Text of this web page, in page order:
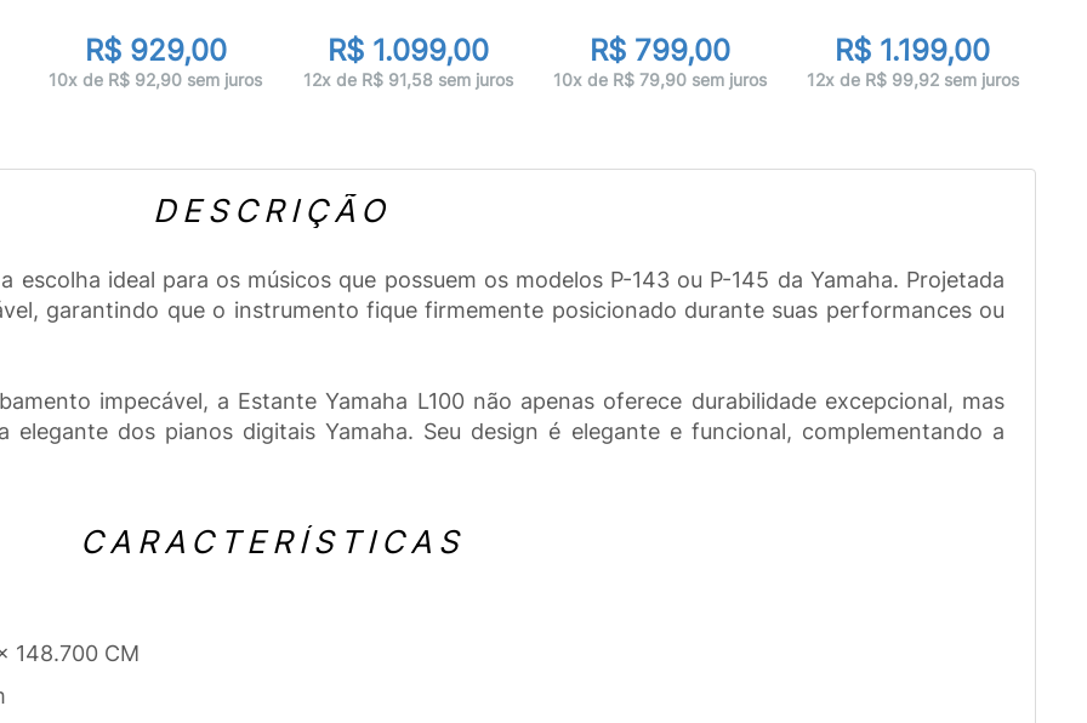
R$ 4.222,00
1x de R$ 4.222,00 sem juros
R$ 4.452,00
1x de R$ 4.452,00 sem juros
R$ 929,00
10x de R$ 92,90 sem juros
R$ 1.099,00
12x de R$ 91,58 sem juros
R$ 799,00
10x de R$ 79,90 sem juros
R$ 1.199,00
12x de R$ 99,92 sem juros
DESCRIÇÃO
escolha ideal para os músicos que possuem os modelos P-143 ou P-145 da Yamaha. Projetada
garantindo que o instrumento fique firmemente posicionado durante suas performances ou
impecável, a Estante Yamaha L100 não apenas oferece durabilidade excepcional, mas
dos pianos digitais Yamaha. Seu design é elegante e funcional, complementando a
CARACTERÍSTICAS
148.700 CM